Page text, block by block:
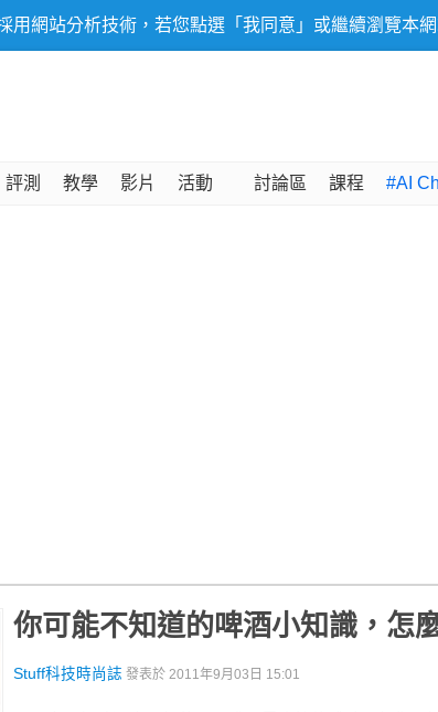
用網站分析技術，若您點選「我同意」或繼續瀏覽本
評測 教學 影片 活動 討論區 課程 #AI
你可能不知道的啤酒小知識，怎
Stuff科技時尚誌 發表於 2011年9月03日 15:01